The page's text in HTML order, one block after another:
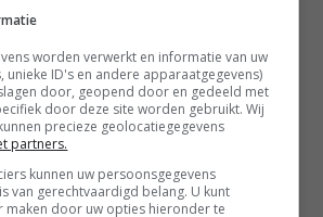
Clifford
Essex,Craig Gallivan,Callum
Godfrey,Simon Kassianides.
15.05.2008
11.08.2009
worden verwerkt en informatie van uw
unieke ID's en andere apparaatgegevens)
door, geopend door en gedeeld met
door deze site worden gebruikt. Wij
precieze geolocatiegegevens
partners.
kunnen uw persoonsgegevens
van gerechtvaardigd belang. U kunt
maken door uw opties hieronder te